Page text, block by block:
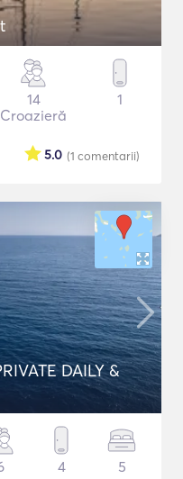
14
Croazieră
1
(1 comentarii)
5.0
DAILY &
4 5